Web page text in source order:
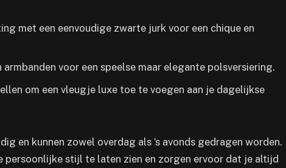
met een eenvoudige zwarte jurk voor een chique en
voor een speelse maar elegante polsversiering.
om een vleugje luxe toe te voegen aan je dagelijkse
en kunnen zowel overdag als ’s avonds gedragen worden.
persoonlijke stijl te laten zien en zorgen ervoor dat je altijd